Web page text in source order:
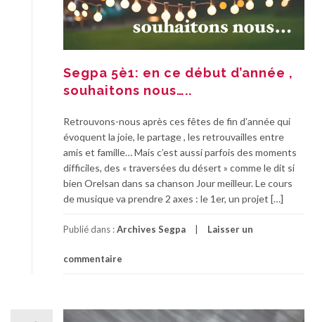
Segpa 5è1: en ce début d’année ,
souhaitons nous…..
Retrouvons-nous après ces fêtes de fin d’année qui
évoquent la joie, le partage , les retrouvailles entre
amis et famille… Mais c’est aussi parfois des moments
difficiles, des « traversées du désert » comme le dit si
bien Orelsan dans sa chanson Jour meilleur. Le cours
de musique va prendre 2 axes : le 1er, un projet […]
Publié dans :Archives Segpa Laisser un
commentaire